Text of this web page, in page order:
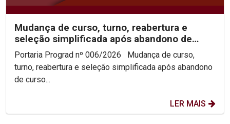
Mudança de curso, turno, reabertura e
seleção simplificada após abandono de
curso 2026.2
Portaria Prograd nº 006/2026 Mudança de curso,
turno, reabertura e seleção simplificada após abandono
de curso...
LER MAIS